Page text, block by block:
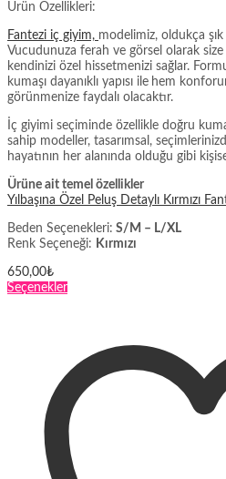
Ürün Özellikleri:
Fantezi iç giyim, modelimiz, oldukça
Vucudunuza ferah ve görsel olarak
kendinizi özel hissetmenizi sağlar.
kumaşı dayanıklı yapısı ile hem
görünmenize faydalı olacaktır.
İç giyimi seçiminde özellikle doğru
sahip modeller, tasarımsal,
hayatının her alanında olduğu gibi
Ürüne ait temel özellikler
Yılbaşına Özel Peluş Detaylı Kırmızı
Beden Seçenekleri: S/M – L/XL
Renk Seçeneği: Kırmızı
650,00₺
SeçeneklerBu
varyasyonu
var.
Seçenekler
ürün
sayfasından
seçilebilir